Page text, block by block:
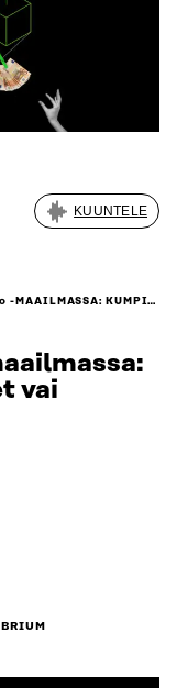
KUUNTELE
-MAAILMASSA: KUMPI…
vai